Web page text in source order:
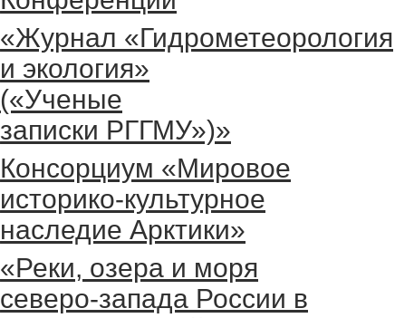
«Журнал «Гидрометеорология
и экология»
(«Ученые
записки РГГМУ»)»
Консорциум «Мировое
историко-культурное
наследие Арктики»
«Реки, озера и моря
северо-запада России в